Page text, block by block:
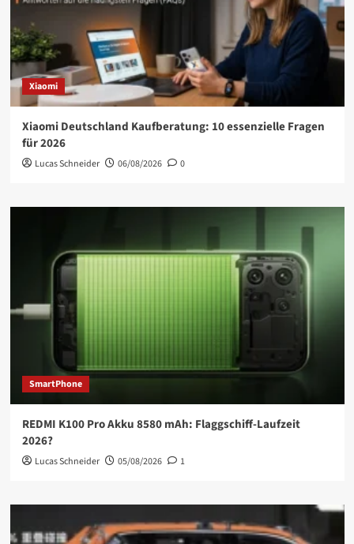
Xiaomi
Xiaomi Deutschland Kaufberatung: 10 essenzielle Fragen
für 2026
Lucas Schneider 06/08/2026 0
SmartPhone
REDMI K100 Pro Akku 8580 mAh: Flaggschiff-Laufzeit
2026?
Lucas Schneider 05/08/2026 1